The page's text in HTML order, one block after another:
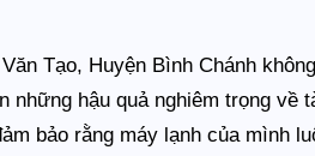
Tạo, Huyện Bình Chánh
những hậu quả nghiêm trọng về
bảo rằng máy lạnh của mình